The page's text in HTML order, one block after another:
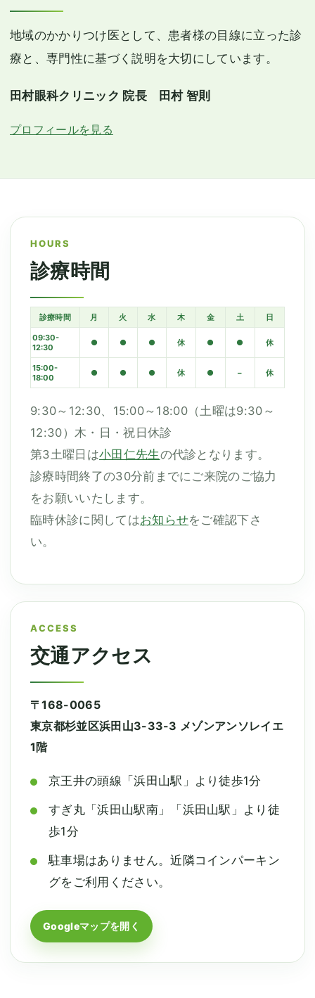
地域のかかりつけ医として、患者様の目線に立った診
療と、専門性に基づく説明を大切にしています。
田村眼科クリニック 院長 田村 智則
プロフィールを見る
HOURS
診療時間
診療時間 月 火 水 木 金 土 日
09:30-
12:30
● ● ● 休 ● ● 休
15:00-
18:00
● ● ● 休 ● – 休
9:30～12:30、15:00～18:00（土曜は9:30～
12:30）木・日・祝日休診
第3土曜日は小田仁先生の代診となります。
診療時間終了の30分前までにご来院のご協力
をお願いいたします。
臨時休診に関してはお知らせをご確認下さ
い。
ACCESS
交通アクセス
〒168-0065
東京都杉並区浜田山3-33-3 メゾンアンソレイエ
1階
京王井の頭線「浜田山駅」より徒歩1分
すぎ丸「浜田山駅南」「浜田山駅」より徒
歩1分
駐車場はありません。近隣コインパーキン
グをご利用ください。
Googleマップを開く